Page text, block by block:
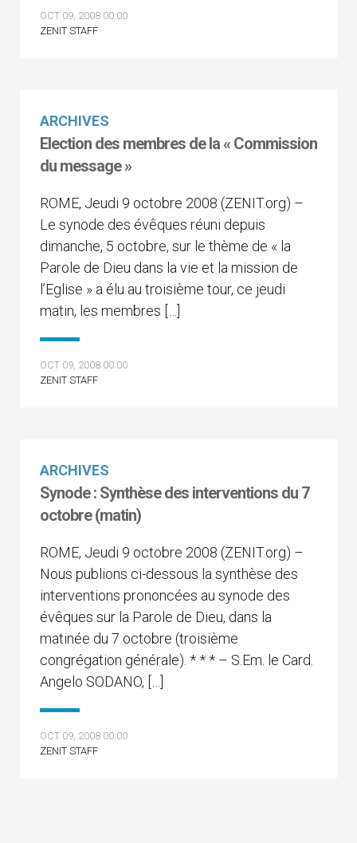
OCT 09, 2008 00:00
ZENIT STAFF
ARCHIVES
Election des membres de la « Commission
du message »
ROME, Jeudi 9 octobre 2008 (ZENIT.org) –
Le synode des évêques réuni depuis
dimanche, 5 octobre, sur le thème de « la
Parole de Dieu dans la vie et la mission de
l’Eglise » a élu au troisième tour, ce jeudi
matin, les membres […]
OCT 09, 2008 00:00
ZENIT STAFF
ARCHIVES
Synode : Synthèse des interventions du 7
octobre (matin)
ROME, Jeudi 9 octobre 2008 (ZENIT.org) –
Nous publions ci-dessous la synthèse des
interventions prononcées au synode des
évêques sur la Parole de Dieu, dans la
matinée du 7 octobre (troisième
congrégation générale). * * * – S.Em. le Card.
Angelo SODANO, […]
OCT 09, 2008 00:00
ZENIT STAFF